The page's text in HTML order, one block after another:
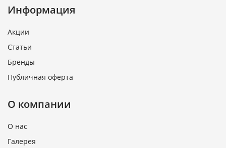
Информация
Акции
Статьи
Бренды
Публичная оферта
О компании
О нас
Галерея